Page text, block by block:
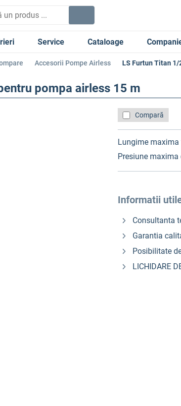
Service Cataloage
Accesorii Pompe Airless LS Furtun Titan
pompa airless 15 m
Compară
Lungime
Presiune
Informatii
Consultanta
Garantia
Posibilitate
LICHIDARE